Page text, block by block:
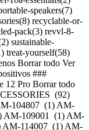
speakers(7)
recyclable-or-
pack(3) revvl-8-
sustainable-
treat-yourself(58)
Borrar todo Ver
###
(1) AM-133248 (1) AM-133249 (1) AM-133251 (1) AM-133252 (1) AM-133253 (1) AM-133254 (1) AM-133255 (1) AM-133256 (1) AM-133257 (1) AM-133258 (1) AM-133288 (1) AM-133289 (1) AM-133305 (1) AM-133306 (1) AM-133307 (1) AM-133308 (1) AM-133309 (1) AM-133310 (1) AM-133311 (1) AM-133312 (1) AM-133313 (1) AM-133314 (1) AM-133315 (1) AM-133316 (1) AM-133317 (1) AM-133318 (1) AM-133319 (1) AM-133320 (1) AM-133321 (1) AM-133447 (1) AM-133448 (1) AM-133449 (1) AM-133450 (1) AM-133451 (1) AM-133452 (1) AM-133453 (1) AM-133454 (1) AM-133455 (1) AM-133458 (1) AM-133459 (1) AM-133460 (1) AM-133461 (1) AM-133462 (1) AM-133463 (1) AM-133464 (1) AM-133495 (1) AM-133496 (1) AM-133497 (1) AM-133498 (1) AM-133499 (1) AM-133500 (1) AM-133501 (1) AM-133502 (1) AM-133503 (1) AM-133505 (1) AM-133506 (1) AM-133508 (1) AM-133509 (1) AM-133510 (1) AM-133511 (1) AM-133512 (1) AM-133543 (1) AM-133544 (1) AM-133545 (1) AM-133546 (1) AM-133547 (1) AM-133548 (1) AM-133549 (1) AM-133550 (1) AM-133553 (1) AM-133554 (1) AM-133555 (1) AM-133557 (1) AM-133558 (1) AM-133587 (1) AM-133790 (1) AM-134159 (1) AM-134160 (1) AM-134648 (1) AM-134649 (1) AM-134652 (1) AM-134654 (1) AM-134655 (1) AM-134656 (1) AM-135001 (1) AM-135002 (1) AM-136005 (1) AM-136006 (1) AM-136007 (1) AM-136008 (1) AM-136009 (1) AM-136010 (1) AM-136801 (1) AM-138801 (1) AM-138802 (1) AM-138803 (1) AM-138804 (1) AM-138805 (1) AM-138806 (1) AM-138807 (1) AM-138808 (1) AM-138809 (1) AM-141436 (1) AM-141437 (1) AM-141438 (1) AM-141439 (1) AM-141440 (1) AM-141441 (1) AM-141442 (1) AM-141443 (1) AM-141444 (1) AM-141445 (1) AM-141446 (1) AM-141447 (1) AM-141448 (1) AM-141449 (1) AM-141450 (1) AM-141451 (1) AM-141452 (1) AM-141453 (1) AM-141454 (1) AM-141455 (1) AM-141601 (1) AM-141602 (1) AM-141603 (1) AM-141604 (1) AM-141605 (1) AM-141606 (1) AM-141607 (1) AM-141608 (1) AM-141609 (1) AM-141610 (1) AM-141611 (1) AM-141612 (1) AM-141613 (1) AM-141614 (1) AM-141633 (1) AM-141634 (1) AM-141638 (1) AM-141639 (1) AM-141640 (1) AM-141641 (1) AM-141642 (1) AM-141643 (1) AM-141644 (1) AM-141645 (1) AM-141646 (1) AM-141647 (1) AM-141648 (1) AM-141649 (1) AM-141650 (1) AM-141651 (1) AM-141652 (1) AM-142001 (1) AM-142002 (1) AM-142201 (1) AM-142202 (1) AM-142203 (1) AM-142204 (1) AM-142238 (1) AM-143208 (1) AM-143209 (1) AM-143449 (1) AM-143450 (1) AM-143451 (1) AM-143452 (1) AM-143456 (1) AM-144688 (1) AM-144689 (1) AM-144690 (1) AM-144691 (1) AM-144801 (1) AM-144802 (1) AM-146401 (1) AM-146402 (1) AM-146403 (1) AM-147201 (1) AM-147801 (1) AM-147802 (1) AM-147803 (1) AM-147804 (1) AM-148442 (1) AM-148443 (1) AM-148444 (1) AM-148445 (1) AM-148602 (1) AM-149001 (1) AM-149002 (1) AM-149003 (1) AM-149004 (1) AM-149005 (1) AM-149006 (1) AM-149007 (1) AM-149008 (1) AM-149009 (1) AM-149010 (1) AM-149011 (1) AM-149012 (1) AM-149013 (1) AM-149014 (1) AM-149015 (1) AM-149016 (1) AM-149017 (1) AM-149018 (1) AM-150001 (1) AM-150002 (1) AM-150003 (1) AM-150059 (1) AM-150060 (1) AM-150061 (1) AM-20833 (1) AM-34402 (1) AM-34403 (1) AM-34405 (1) AM-51038 (1) AM-62410 (1) AM-65853 (1) AM-65917 (1) AM-72020 (1) AM-84417 (1) AM-84418 (1) AM-84615 (1) AM-84616 (1) AM-84668 (1) AM-84669 (1) AM-88205 (1) AM-91816 (1) AM-95803 (1) AM-97402 (1) AM-97403 (1) Mostrar más Mostrar menos Categoría Chargers-and-adapters (24) Gaming (2) Headphones (23) Others (19) Screen-protectors (3) Speakers (12) Wearable-tech (9) Mostrar más Mostrar menos Marca Apple (14) Axessorize (1) Beats (6) Belkin (3) Bose (4) Case-mate (2) Chipolo (2) Google (2) Goto (8) Harman-kardon (1) Iottie (1) Jbl (10) Kate-spade-new-york (1) Kendra-scott (2) Meta (11) Mophie (1) Motorola (2) Pelican (2) Popsockets (4) Puregear (2) Samsung (7) Scosche (1) Sony (3) Uag (1) Zagg (1) Mostrar más Mostrar menos Rango de precios $0-$20 (15) $20-$50 (24) $50-$100 (13) $100-$200 (15) $200 and above (25) Mostrar más Mostrar menos Colores Black (58) Blue (6) Brown (2) Clear (5) Gold (1) Gray (5) Multi-color (14) Orange (4) Pink (5) Purple (4) Red (1) Silver (1) White (20) Mostrar más Mostrar menos Destacados Airpods (5) Android-essential-accessories (15) B2s-college-bundle (2) Back-to-school (12) Essential-accessories (17) Extended-collection (28) Galaxy-s26-series-recommended-accessories (7) Gifts-for-family-and-friends (30) Gifts-for-gamers-and-tech-lovers (4) Gifts-for-kids-and-teens (18) Gifts-for-mom (20) Gifts-under-100 (10) Gifts-under-50 (12) Holiday-gifting (53) Ios-essential-accessories (20) Iphone-15-essentials (1) Last-chance-accessories (1) Made-better (13) Magnetic (13) Member-month (17) Noise-cancelling-headphones (12) Oakley (2) Online-exclusive (1) Partybox (4) Pixel-10a-essentials (2) Popular-headphones (1) Popular-pairings (22) Portable-speakers (7) Ray-ban-meta-(gen-2) (7) Recommended-accessories (8) Recyclable-or-recycled-content (5) Reduced-plastic-and-recycled-pack (3) Revvl-8-pro-essentials (3) Samsung-magnetic-charging (2) Sustainable-materials (4) Tech-gifts (6) Travel-accessories (21) Treat-yourself (58) True-wireless-earbuds (15) Mostrar más Mostrar menos Cargando Cargando Cargando Cargando Cargando [Precio normal: